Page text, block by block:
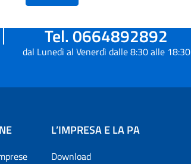
Tel. 0664892892
dal Lunedì al Venerdì dalle 8:30 alle 18:30
L’IMPRESA E LA PA
Download